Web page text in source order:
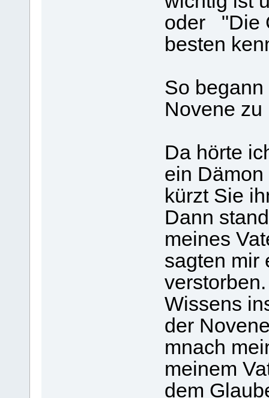
oder "Die
besten
So
Novene zu
Da hörte
ein
kürzt Sie
Dann
meines
sagten mir
Wissens
der
mnach
meinem
dem